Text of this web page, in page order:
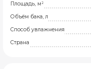
Площадь, м²
Объём бака, л
Способ увлажнения
Страна